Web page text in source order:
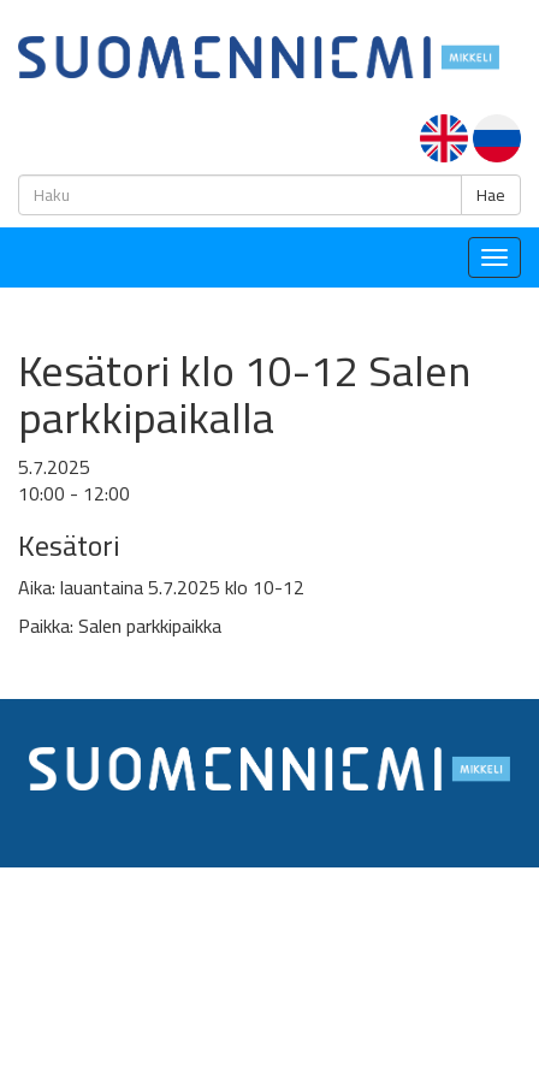
Hae
Kesätori klo 10-12 Salen
parkkipaikalla
5.7.2025
10:00 - 12:00
Kesätori
Aika: lauantaina 5.7.2025 klo 10-12
Paikka: Salen parkkipaikka